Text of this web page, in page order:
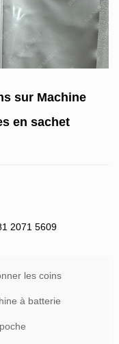
sur Machine
en sachet
2071 5609
les coins
à batterie